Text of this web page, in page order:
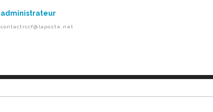
administrateur
contactrccf@laposte.net